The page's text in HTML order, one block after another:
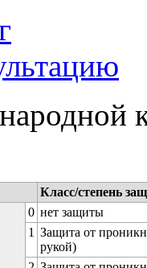
Класс/степень
0 нет защиты
1 Защита от
рукой)